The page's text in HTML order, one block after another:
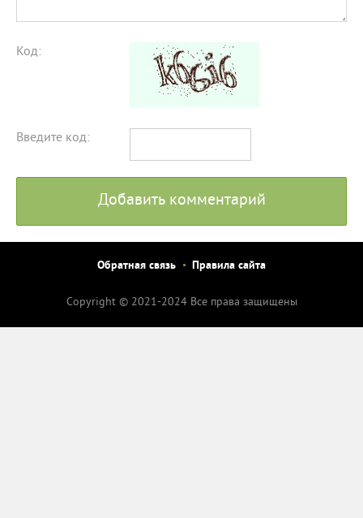
Код:
Введите код:
Добавить комментарий
Обратная связь Правила сайта
Copyright © 2021-2024 Все права защищены